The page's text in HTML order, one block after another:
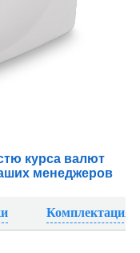
курса валют
менеджеров
Комплектация